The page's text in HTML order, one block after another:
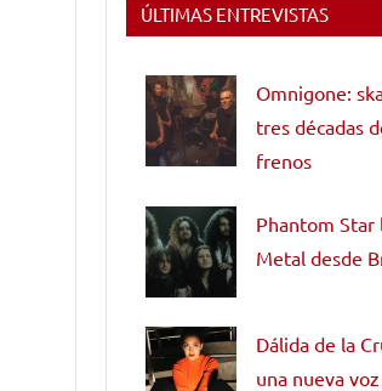
ÚLTIMAS ENTREVISTAS
Omnigone:
tres décadas
frenos
Phantom Star
Metal desde
Dálida de la
una nueva